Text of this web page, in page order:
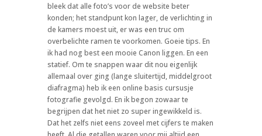
bleek dat alle foto’s voor de website beter
konden; het standpunt kon lager, de verlichting in
de kamers moest uit, er was een truc om
overbelichte ramen te voorkomen. Goeie tips. En
ik had nog best een mooie Canon liggen. En een
statief. Om te snappen waar dit nou eigenlijk
allemaal over ging (lange sluitertijd, middelgroot
diafragma) heb ik een online basis cursusje
fotografie gevolgd. En ik begon zowaar te
begrijpen dat het niet zo super ingewikkeld is.
Dat het zelfs niet eens zoveel met cijfers te maken